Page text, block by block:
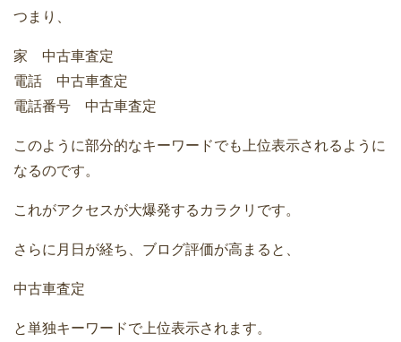
つまり、
家 中古車査定
電話 中古車査定
電話番号 中古車査定
このように部分的なキーワードでも上位表示されるように
なるのです。
これがアクセスが大爆発するカラクリです。
さらに月日が経ち、ブログ評価が高まると、
中古車査定
と単独キーワードで上位表示されます。